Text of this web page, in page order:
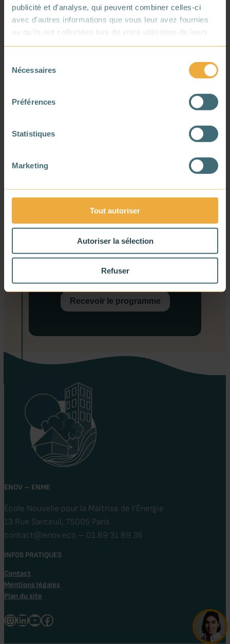
publicité et d'analyse, qui peuvent combiner celles-ci
avec d'autres informations que vous leur avez fournies
ou qu'ils ont collectées lors de votre utilisation de leurs
Nécessaires
Préférences
Statistiques
Marketing
Tout autoriser
Autoriser la sélection
Refuser
Votre mail :
Votre numéro de téléphone :
utilisée pour vous envoyer des
vous le renseignez, votre numéro de
téléphone pourra être utilisé pour
vous contacter.
J’accepte de recevoir du contenu
de la part de l’ENOV.
Recevoir le programme
ENOV – ENME
École Nouvelle pour la Maîtrise de l’Énergie
13 Rue Santeuil, 75005 Paris
contact@enov.eco – 01 89 31 89 36
INFOS PRATIQUES
Contact
Mentions légales
Plan du site
Instagram
LinkedIn
Youtube
Facebook